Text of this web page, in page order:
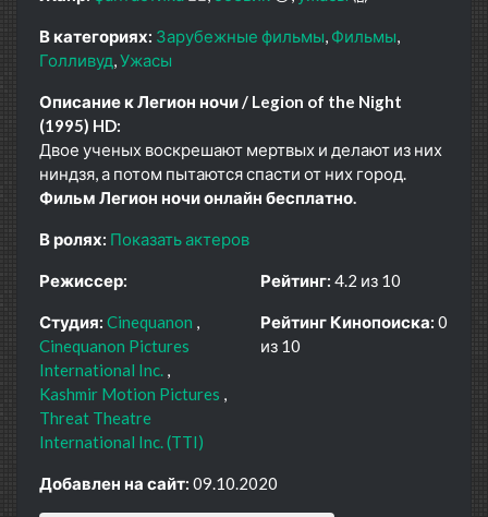
В категориях: Зарубежные фильмы Фильмы
Голливуд Ужасы
Описание к Легион ночи / Legion of the Night
(1995) HD:
Двое ученых воскрешают мертвых и делают из них
ниндзя, а потом пытаются спасти от них город.
Фильм Легион ночи онлайн бесплатно.
В ролях: Показать актеров
Режиссер:
Студия: Cinequanon
Cinequanon Pictures
International Inc.
Kashmir Motion Pictures
Threat Theatre
International Inc. (TTI)
Рейтинг: 4.2 из 10
Рейтинг Кинопоиска: 0
из 10
Добавлен на сайт: 09.10.2020